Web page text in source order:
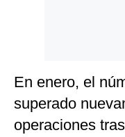
En enero, el
superado
operaciones